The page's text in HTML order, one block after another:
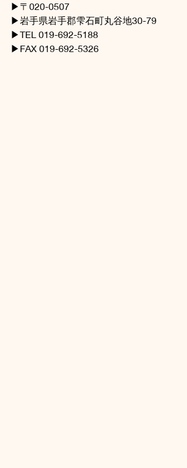
▶〒020-0507
▶岩手県岩手郡雫石町丸谷地30-79
▶TEL 019-692-5188
▶FAX 019-692-5326